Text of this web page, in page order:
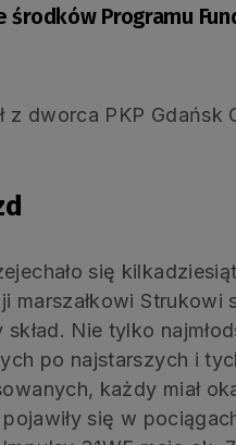
środków Programu
z dworca PKP Gdańsk
się
marszałkowi Strukowi
Nie tylko
po najstarszych i
każdy miał
się w